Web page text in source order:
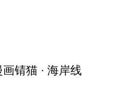
锖猫 · 海岸线